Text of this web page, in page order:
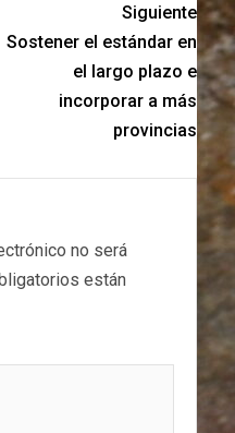
Siguiente
Sostener el estándar en
el largo plazo e
incorporar a más
provincias
no será
están